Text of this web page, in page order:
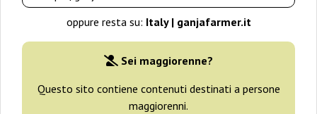
oppure resta su: Italy | ganjafarmer.it
Sei maggiorenne?
Questo sito contiene contenuti destinati a persone
maggiorenni.